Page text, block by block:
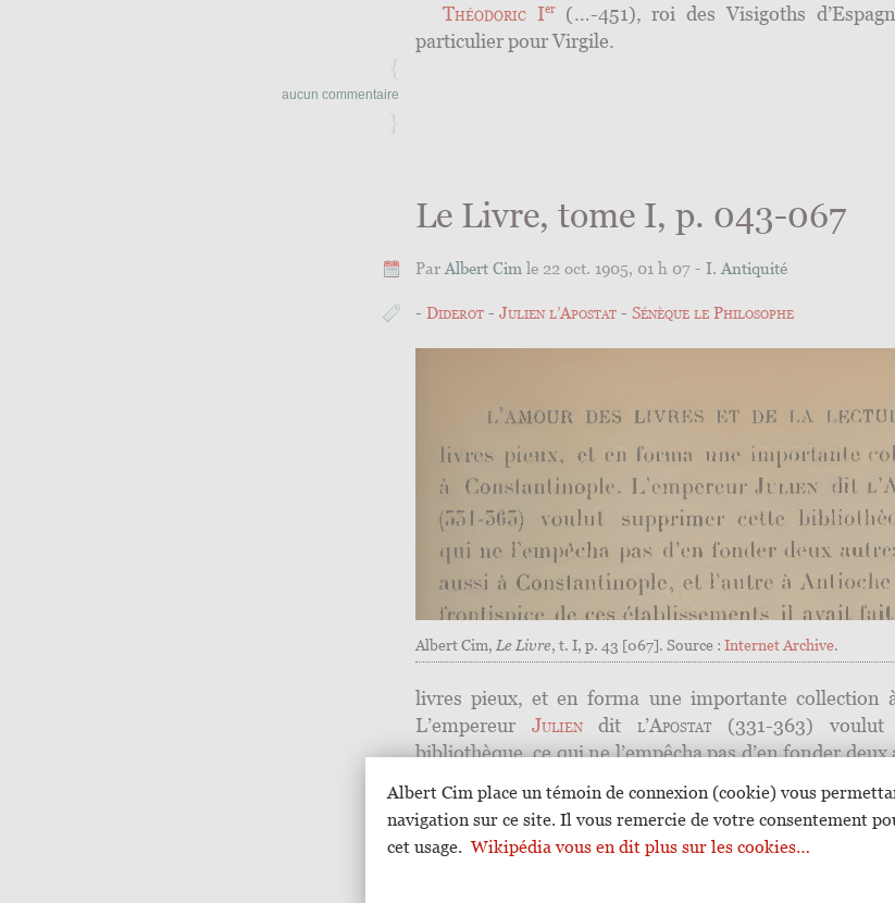
Théodoric Ier(…-451), roi des Visigoths
particulier pour Virgile.
{
aucun commentaire
}
Le Livre, tome I, p. 043-067
Par Albert Cim le 22 oct. 1905, 01 h 07 - I. Antiquité
Diderot Julien l’Apostat Sénèque le Philosophe
Albert Cim, Le Livre, t. I, p. 43 [067]. Source : Internet Archive.
livres pieux, et en forma une importante collection
L’empereur Julienditl’Apostat(331-363) voulut
bibliothèque, ce qui ne l’empêcha pas d’en fonder deux
établissements il avait fait graver cette sentence,
constante passion pour les livres : « Alii quidem
alii feras ; mihi vero a puerulo mirandum acquirendi et
Albert Cim place un témoin de connexion (cookie) vous
navigation sur ce site. Il vous remercie de votre consentement
cet usage. Wikipédia vous en dit plus sur les cookies…